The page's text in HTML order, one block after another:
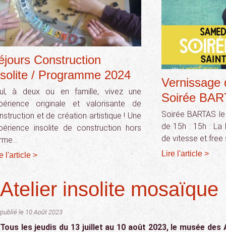
Construction
/ Programme 2024
à deux ou en famille, vivez une
originale et valorisante de
et de création artistique ! Une
insolite de construction hors
l'article >
Vernissage
Soirée
Soirée BARTAS
de 15h : 15h : La
de vitesse et free
Lire l'article >
Atelier insolite mosaïque
publié le 10 Août 2023
Tous les jeudis du 13 juillet au 10 août 2023, le musée